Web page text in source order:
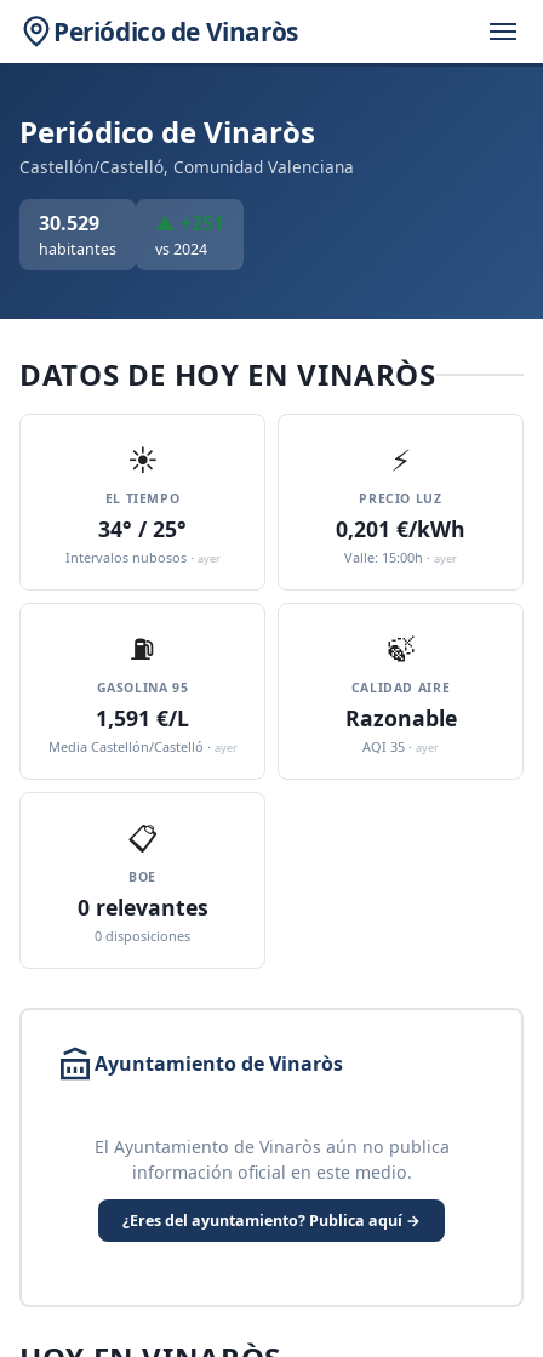
Periódico de Vinaròs
Periódico de Vinaròs
Castellón/Castelló, Comunidad Valenciana
30.529
habitantes
▲ +251
vs 2024
DATOS DE HOY EN VINARÒS
☀️
EL TIEMPO
34° / 25°
Intervalos nubosos · ayer
⚡
PRECIO LUZ
0,201 €/kWh
Valle: 15:00h · ayer
⛽️
GASOLINA 95
1,591 €/L
Media Castellón/Castelló · ayer
🍃
CALIDAD AIRE
Razonable
AQI 35 · ayer
📋
BOE
0 relevantes
0 disposiciones
Ayuntamiento de Vinaròs
El Ayuntamiento de Vinaròs aún no publica
información oficial en este medio.
¿Eres del ayuntamiento? Publica aquí →